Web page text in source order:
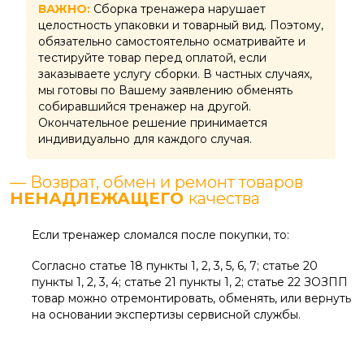
ВАЖНО: Сборка тренажера нарушает
целостность упаковки и товарный вид. Поэтому,
обязательно самостоятельно осматривайте и
тестируйте товар перед оплатой, если
заказываете услугу сборки. В частных случаях,
мы готовы по Вашему заявлению обменять
собиравшийся тренажер на другой.
Окончательное решение принимается
индивидуально для каждого случая.
— Возврат, обмен и ремонт товаров
НЕНАДЛЕЖАЩЕГО качества
Если тренажер сломался после покупки, то:
Согласно статье 18 пункты 1, 2, 3, 5, 6, 7; статье 20
пункты 1, 2, 3, 4; статье 21 пункты 1, 2; статье 22 ЗОЗПП
товар можно отремонтировать, обменять, или вернуть
на основании экспертизы сервисной службы.